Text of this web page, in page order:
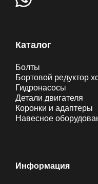
Каталог
Болты
Бортовой редуктор
Гидронасосы
Детали двигателя
Коронки и адаптеры
Навесное
Информация